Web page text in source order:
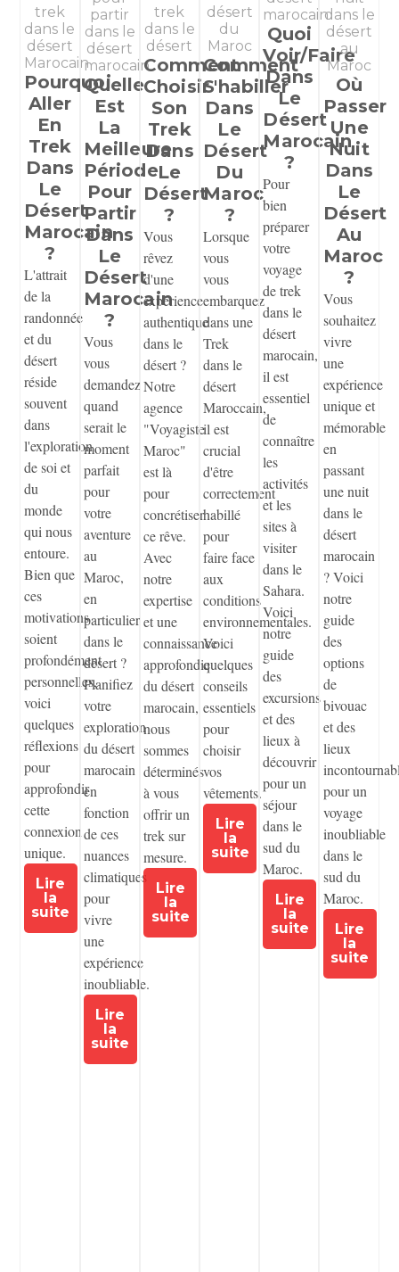
Pourquoi
Aller
En
Trek
Dans
Le
Désert
Marocain
?
L'attrait
de la
randonnée
et du
désert
réside
souvent
dans
l'exploration
de soi et
du
monde
qui nous
entoure.
Bien que
ces
motivations
soient
profondément
personnelles,
voici
quelques
réflexions
pour
approfondir
cette
connexion
unique.
Lire
la
suite
Quelle
Est
La
Meilleure
Période
Pour
Partir
Dans
Le
Désert
Marocain
?
Vous
vous
demandez
quand
serait le
moment
parfait
pour
votre
aventure
au
Maroc,
en
particulier
dans le
désert ?
Planifiez
votre
exploration
du désert
marocain
en
fonction
de ces
nuances
climatiques
pour
vivre
une
expérience
inoubliable.
Lire
la
suite
Comment
Choisir
Son
Trek
Dans
Le
Désert
?
Vous
rêvez
d'une
expérience
authentique
dans le
désert ?
Notre
agence
"Voyagiste
Maroc"
est là
pour
concrétiser
ce rêve.
Avec
notre
expertise
et une
connaissance
approfondie
du désert
marocain,
nous
sommes
déterminés
à vous
offrir un
trek sur
mesure.
Lire
la
suite
Comment
S'habiller
Dans
Le
Désert
Du
Maroc
?
Lorsque
vous
vous
embarquez
dans une
Trek
dans le
désert
Maroccain,
il est
crucial
d'être
correctement
habillé
pour
faire face
aux
conditions
environnementales.
Voici
quelques
conseils
essentiels
pour
choisir
vos
vêtements.
Lire
la
suite
Quoi
Voir/faire
Dans
Le
Désert
Marocain
?
Pour
bien
préparer
votre
voyage
de trek
dans le
désert
marocain,
il est
essentiel
de
connaître
les
activités
et les
sites à
visiter
dans le
Sahara.
Voici
notre
guide
des
excursions
et des
lieux à
découvrir
pour un
séjour
dans le
sud du
Maroc.
Lire
la
suite
Où
Passer
Une
Nuit
Dans
Le
Désert
Au
Maroc
?
Vous
souhaitez
vivre
une
expérience
unique et
mémorable
en
passant
une nuit
dans le
désert
marocain
? Voici
notre
guide
des
options
de
bivouac
et des
lieux
pour un
voyage
inoubliable
dans le
sud du
Maroc.
Lire
la
suite